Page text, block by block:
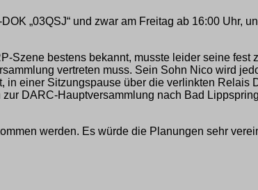
„03QSJ“ und zwar am Freitag ab 16:00 Uhr,
bestens bekannt, musste leider seine fest
vertreten muss. Sein Sohn Nico wird
in einer Sitzungspause über die verlinkten
DARC-Hauptversammlung nach Bad
werden. Es würde die Planungen sehr